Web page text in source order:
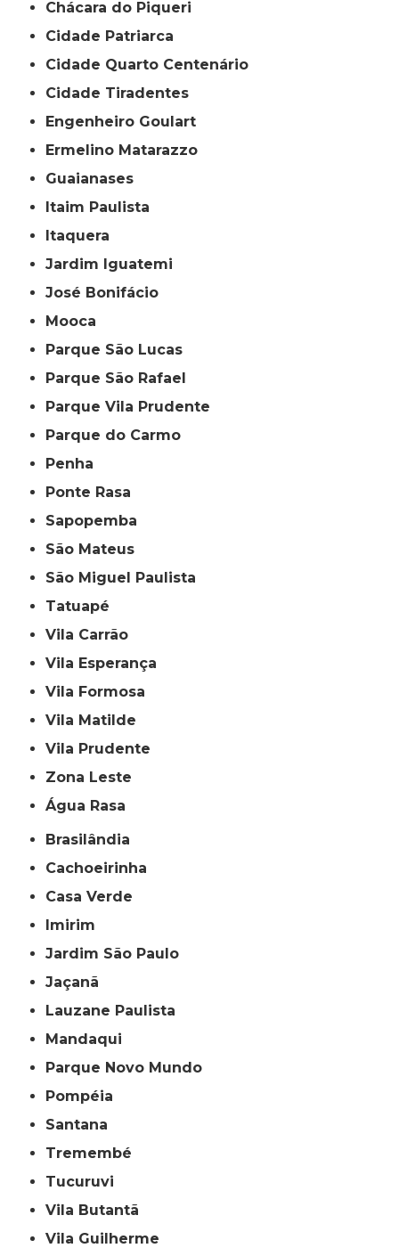
Chácara do Piqueri
Cidade Patriarca
Cidade Quarto Centenário
Cidade Tiradentes
Engenheiro Goulart
Ermelino Matarazzo
Guaianases
Itaim Paulista
Itaquera
Jardim Iguatemi
José Bonifácio
Mooca
Parque São Lucas
Parque São Rafael
Parque Vila Prudente
Parque do Carmo
Penha
Ponte Rasa
Sapopemba
São Mateus
São Miguel Paulista
Tatuapé
Vila Carrão
Vila Esperança
Vila Formosa
Vila Matilde
Vila Prudente
Zona Leste
Água Rasa
Brasilândia
Cachoeirinha
Casa Verde
Imirim
Jardim São Paulo
Jaçanã
Lauzane Paulista
Mandaqui
Parque Novo Mundo
Pompéia
Santana
Tremembé
Tucuruvi
Vila Butantã
Vila Guilherme